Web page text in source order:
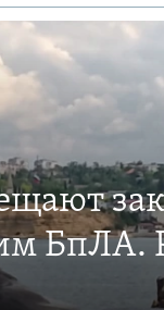
БпЛА.